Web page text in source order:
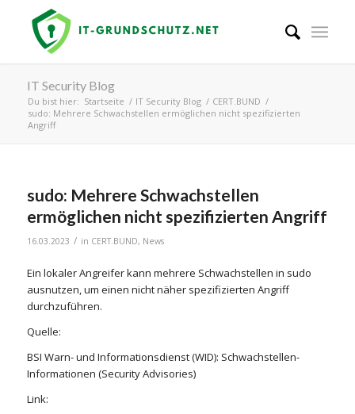
IT Security Blog
Du bist hier: Startseite / IT Security Blog / CERT.BUND /
sudo: Mehrere Schwachstellen ermöglichen nicht spezifizierten
Angriff
sudo: Mehrere Schwachstellen
ermöglichen nicht spezifizierten Angriff
16.03.2023 / in CERT.BUND, News
Ein lokaler Angreifer kann mehrere Schwachstellen in sudo
ausnutzen, um einen nicht näher spezifizierten Angriff
durchzuführen.
Quelle:
BSI Warn- und Informationsdienst (WID): Schwachstellen-
Informationen (Security Advisories)
Link: